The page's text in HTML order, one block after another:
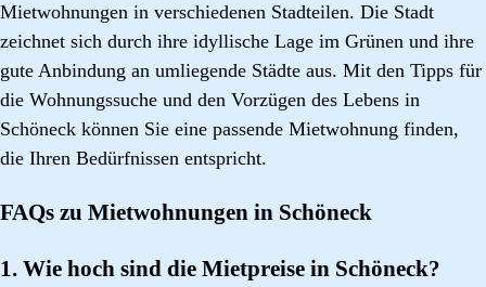
Mietwohnungen in verschiedenen Stadteilen. Die Stadt
zeichnet sich durch ihre idyllische Lage im Grünen und ihre
gute Anbindung an umliegende Städte aus. Mit den Tipps für
die Wohnungssuche und den Vorzügen des Lebens in
Schöneck können Sie eine passende Mietwohnung finden,
die Ihren Bedürfnissen entspricht.
FAQs zu Mietwohnungen in Schöneck
1. Wie hoch sind die Mietpreise in Schöneck?